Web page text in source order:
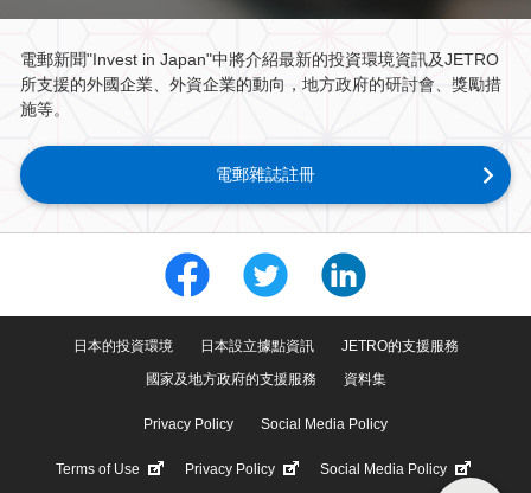
電郵新聞"Invest in Japan"中將介紹最新的投資環境資訊及JETRO
所支援的外國企業、外資企業的動向，地方政府的研討會、獎勵措
施等。
電郵雜誌註冊
Scroll PageTop
日本的投資環境 日本設立據點資訊
JETRO的支援服務
國家及地方政府的支援服務
資料集
Privacy Policy Social Media Policy
Terms of Use Privacy Policy Social Media Policy